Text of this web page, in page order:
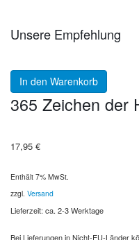
Unsere Empfehlung
In den Warenkorb
365 Zeichen der
17,95 €
Enthält 7% MwSt.
zzgl. Versand
Lieferzeit: ca. 2-3 Werktage
Bei Lieferungen in Nicht-EU-Länder